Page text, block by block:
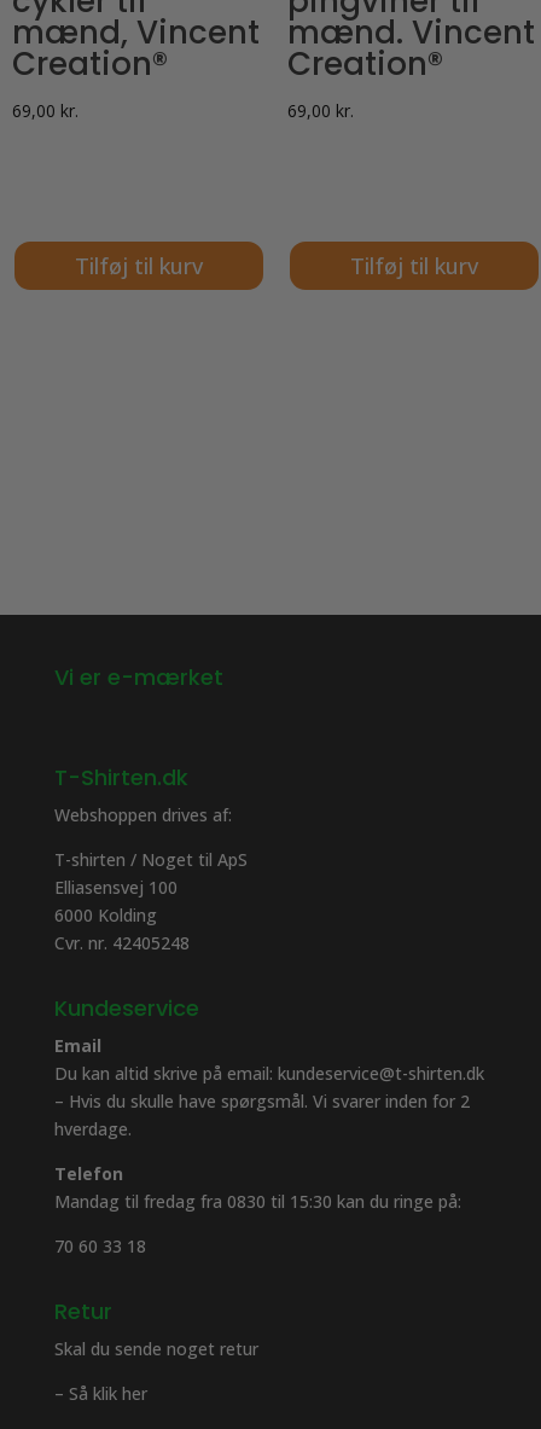
mænd, Vincent
Creation®
69,00 kr.
Tilføj til kurv
mænd. Vincent
Creation®
69,00 kr.
Tilføj til kurv
Vi er e-mærket
T-Shirten.dk
Webshoppen drives af:
T-shirten / Noget til ApS
Elliasensvej 100
6000 Kolding
Cvr. nr. 42405248
Kundeservice
Email
Du kan altid skrive på email: kundeservice@t-shirten.dk
– Hvis du skulle have spørgsmål. Vi svarer inden for 2
hverdage.
Telefon
Mandag til fredag fra 0830 til 15:30 kan du ringe på:
70 60 33 18
Retur
Skal du sende noget retur
– Så klik her